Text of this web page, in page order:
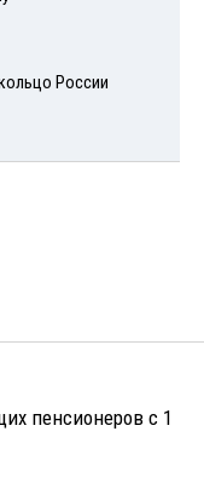
России
пенсионеров с 1